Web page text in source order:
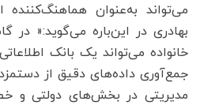
می‌تواند به‌عنوان
بهادری در این‌باره می‌گوید:« در
خانواده می‌تواند یک بانک
جمع‌آوری داده‌های دقیق از
مدیریتی در بخش‌های دولتی و